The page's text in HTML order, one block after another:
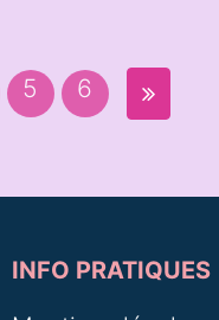
5 6
INFO PRATIQUES